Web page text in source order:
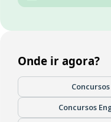
Onde ir agora?
Concursos